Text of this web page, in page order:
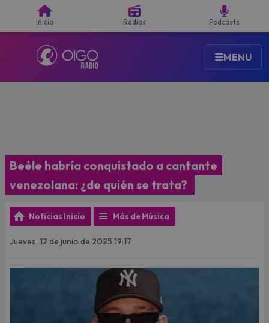
Inicio Radios Podcasts
MENU
Beéle habría conquistado a cantante
venezolana: ¿de quién se trata?
Noticias Inicio Más de Música
Jueves, 12 de junio de 2025 19:17